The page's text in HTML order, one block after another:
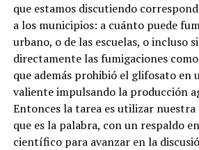
que estamos discutiendo
a los municipios: a cuánto puede
urbano, o de las escuelas, o incluso
directamente las fumigaciones
que además prohibió el glifosato en
valiente impulsando la producción
Entonces la tarea es utilizar nuestra
que es la palabra, con un respaldo
científico para avanzar en la